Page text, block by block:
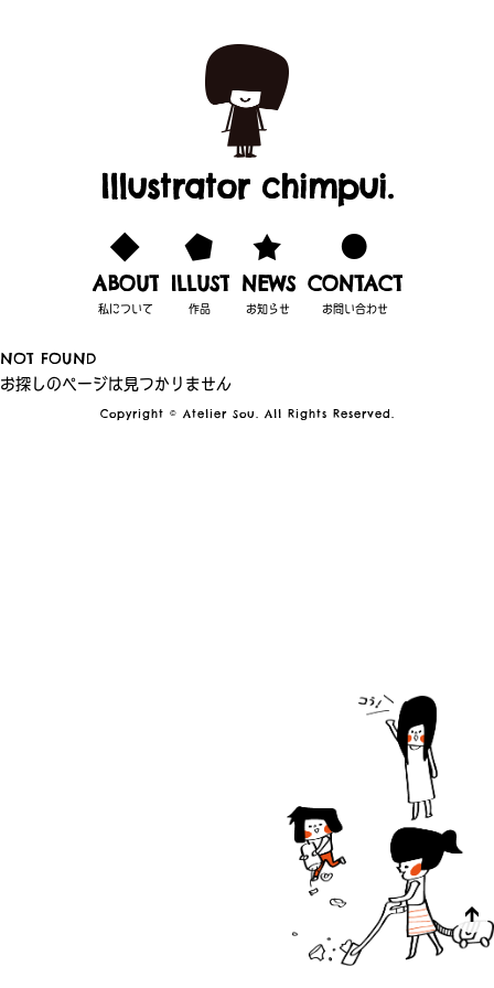
Illustrator chimpui.
ABOUT
私について
ILLUST
作品
NEWS
お知らせ
CONTACT
お問い合わせ
NOT FOUND
お探しのページは見つかりません
Copyright © Atelier Sou. All Rights Reserved.